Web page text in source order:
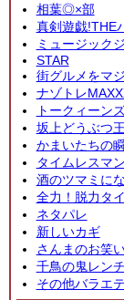
相葉◎×部
真剣遊戯!THE
ミュージック
STAR
街グルメをマ
ナゾトレ
トークィーン
坂上どうぶつ
かまいたちの
タイムレスマン
酒のツマミに
全力！脱力タ
ネタパレ
新しいカギ
さんまのお笑
千鳥の鬼レン
その他バラエ